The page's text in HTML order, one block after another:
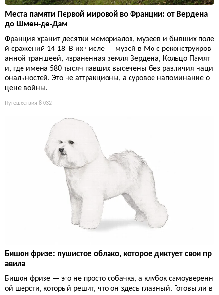
Места памяти Первой мировой во Франции: от Вердена
до Шмен-де-Дам
Франция хранит десятки мемориалов, музеев и бывших поле
й сражений 14-18. В их числе — музей в Мо с реконструиров
анной траншеей, израненная земля Вердена, Кольцо Памят
и, где имена 580 тысяч павших высечены без различия наци
ональностей. Это не аттракционы, а суровое напоминание о
цене войны.
Путешествия 8 032
Бишон фризе: пушистое облако, которое диктует свои пр
авила
Бишон фризе — это не просто собачка, а клубок самоуверенн
ой шерсти, который решит, что он здесь главный. Готовы ли в